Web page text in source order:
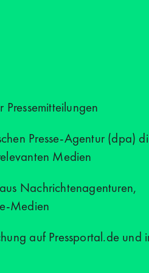
Personal ​für einen
Presse-Agentur (dpa)
Medien
Nachrichtenagenturen,
Medien
auf Pressportal.de und